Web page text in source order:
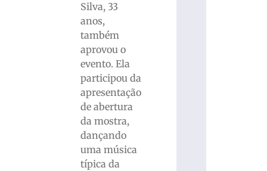
Silva, 33
anos,
também
aprovou o
evento. Ela
participou da
apresentação
de abertura
da mostra,
dançando
uma música
típica da